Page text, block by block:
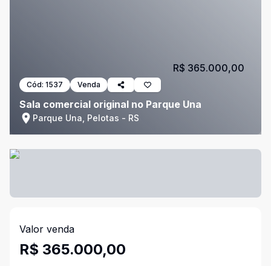
Cód: 1537 Venda
Sala comercial original no Parque Una
Parque Una, Pelotas - RS
R$ 365.000,00
Valor venda
R$ 365.000,00